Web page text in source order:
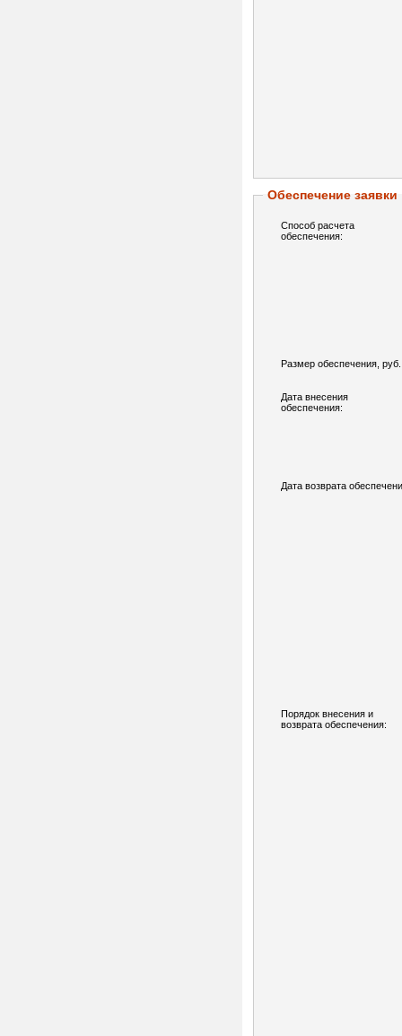
Обеспечение заявки
Способ расчета
обеспечения:
Размер обеспечения,
Дата внесения
обеспечения:
Дата возврата
Порядок внесения и
возврата обеспечения: